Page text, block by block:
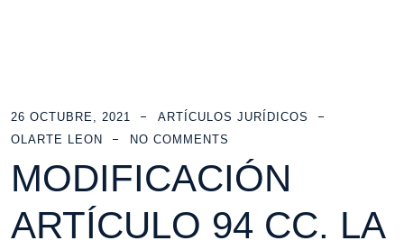
26 OCTUBRE, 2021
ARTÍCULOS JURÍDICOS
OLARTE LEON
NO COMMENTS
MODIFICACIÓN
ARTÍCULO 94 CC. LA